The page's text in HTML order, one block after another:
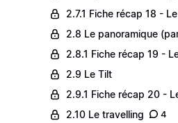
2.7.1 Fiche récap 18 -
2.8 Le panoramique
2.8.1 Fiche récap 19 -
2.9 Le Tilt
2.9.1 Fiche récap 20 -
2.10 Le travelling
4